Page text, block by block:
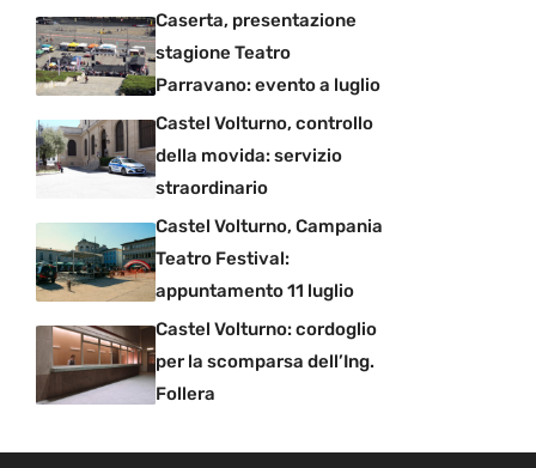
Caserta, presentazione
stagione Teatro
Parravano: evento a luglio
Castel Volturno, controllo
della movida: servizio
straordinario
Castel Volturno, Campania
Teatro Festival:
appuntamento 11 luglio
Castel Volturno: cordoglio
per la scomparsa dell’Ing.
Follera